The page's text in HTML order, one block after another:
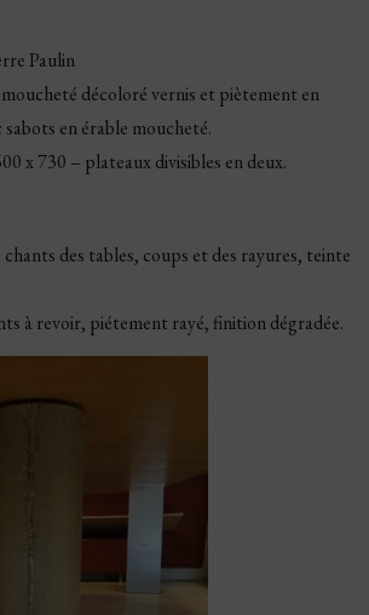
Paulin
décoloré vernis et piètement en
en érable moucheté.
x 730 – plateaux divisibles en deux.
des tables, coups et des rayures, teinte
à revoir, piétement rayé, finition dégradée.